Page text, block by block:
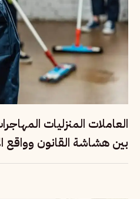
العاملات المنزليات
بين هشاشة القانون وواقع